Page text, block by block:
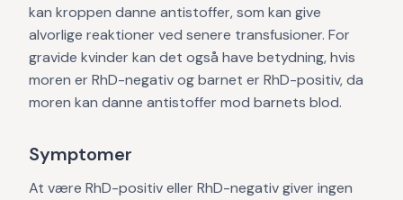
kan kroppen danne antistoffer, som kan give
alvorlige reaktioner ved senere transfusioner. For
gravide kvinder kan det også have betydning, hvis
moren er RhD-negativ og barnet er RhD-positiv, da
moren kan danne antistoffer mod barnets blod.
Symptomer
At være RhD-positiv eller RhD-negativ giver ingen